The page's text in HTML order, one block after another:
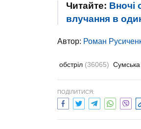
Читайте: Вночі
влучання в
Автор: Роман
обстріл (36065) Сумська
ПОДІЛИТИСЯ: